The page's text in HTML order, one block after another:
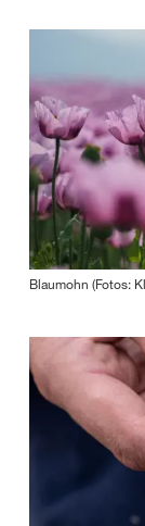
Blaumohn (Fotos: